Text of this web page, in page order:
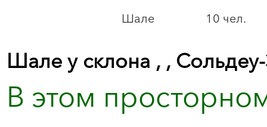
Шале 10 чел.
Шале у склона , ,
В этом